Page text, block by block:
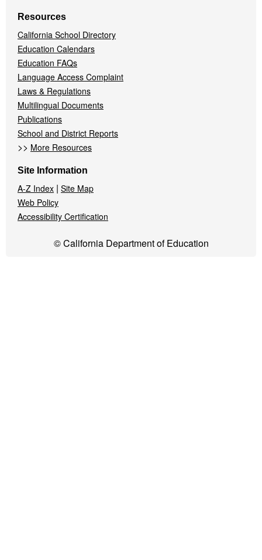
Resources
California School Directory
Education Calendars
Education FAQs
Language Access Complaint
Laws & Regulations
Multilingual Documents
Publications
School and District Reports
>> More Resources
Site Information
A-Z Index | Site Map
Web Policy
Accessibility Certification
© California Department of Education